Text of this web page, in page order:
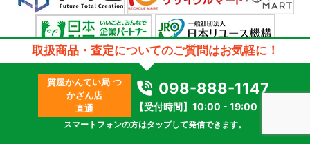
許可管轄：沖縄県公安委員会
古物商許可番号：第971010900014号／取得者名：株式会社ビッグジェイ
質屋許可番号：第971032600001号／取得者名：株式会社ビッグジェイ
2023 © kanteikyoku.jp allrights reseved.
取扱商品・査定についてのご質問はお気軽に！
質屋かんてい局 つ
かざん店
直通
098-888-1147
【受付時間】10:00 - 19:00
スマートフォンの方はタップして発信できます。